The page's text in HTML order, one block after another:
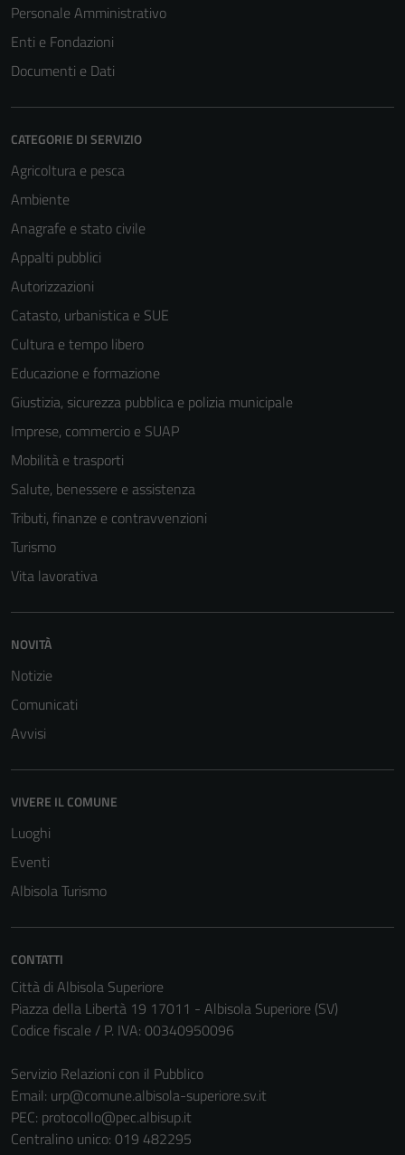
Personale Amministrativo
Enti e Fondazioni
Documenti e Dati
CATEGORIE DI SERVIZIO
Agricoltura e pesca
Ambiente
Anagrafe e stato civile
Appalti pubblici
Autorizzazioni
Catasto, urbanistica e SUE
Cultura e tempo libero
Educazione e formazione
Giustizia, sicurezza pubblica e polizia municipale
Imprese, commercio e SUAP
Mobilità e trasporti
Salute, benessere e assistenza
Tributi, finanze e contravvenzioni
Turismo
Vita lavorativa
NOVITÀ
Notizie
Comunicati
Avvisi
VIVERE IL COMUNE
Luoghi
Eventi
Albisola Turismo
CONTATTI
Città di Albisola Superiore
Piazza della Libertà 19 17011 - Albisola Superiore (SV)
Codice fiscale / P. IVA: 00340950096
Servizio Relazioni con il Pubblico
Email: urp@comune.albisola-superiore.sv.it
PEC: protocollo@pec.albisup.it
Centralino unico: 019 482295